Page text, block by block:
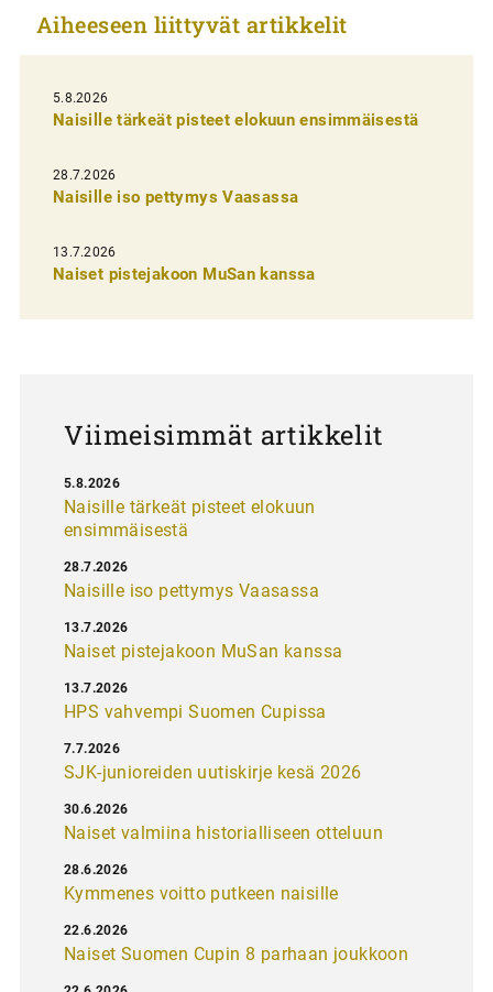
k
e
l
i
e
n
e
Aiheeseen liittyvät artikkelit
5.8.2026
Naisille tärkeät pisteet elokuun ensimmäisestä
28.7.2026
Naisille iso pettymys Vaasassa
13.7.2026
Naiset pistejakoon MuSan kanssa
Viimeisimmät artikkelit
Naisille tärkeät pisteet elokuun
ensimmäisestä
5.8.2026
Naisille iso pettymys Vaasassa
28.7.2026
Naiset pistejakoon MuSan kanssa
13.7.2026
HPS vahvempi Suomen Cupissa
13.7.2026
SJK-junioreiden uutiskirje kesä 2026
7.7.2026
Naiset valmiina historialliseen otteluun
30.6.2026
Kymmenes voitto putkeen naisille
28.6.2026
Naiset Suomen Cupin 8 parhaan joukkoon
22.6.2026